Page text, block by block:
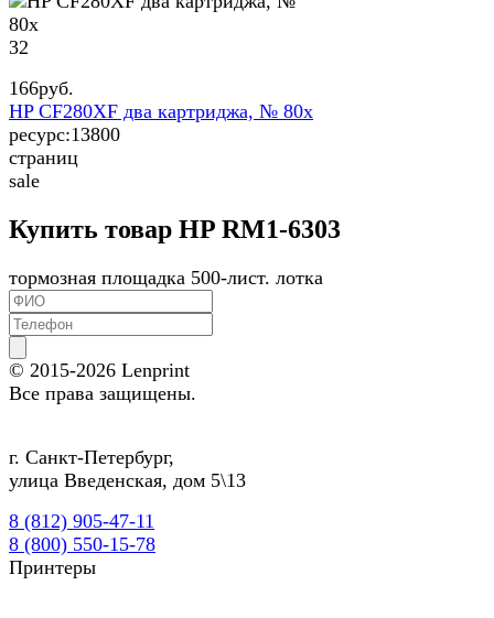
32
166руб.
HP CF280XF два картриджа, № 80x
ресурс:13800
страниц
sale
Купить товар HP RM1-6303
тормозная площадка 500-лист. лотка
© 2015-2026 Lenprint
Все права защищены.
г. Санкт-Петербург,
улица Введенская, дом 5\13
8 (812) 905-47-11
8 (800) 550-15-78
Принтеры